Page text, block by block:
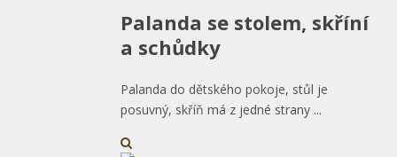
Palanda se stolem, skříní
a schůdky
Palanda do dětského pokoje, stůl je
posuvný, skříň má z jedné strany ...